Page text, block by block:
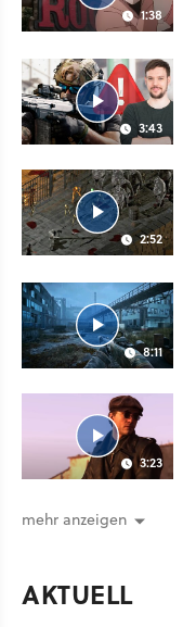
1:38
3:43
2:52
8:11
3:23
mehr anzeigen
AKTUELL